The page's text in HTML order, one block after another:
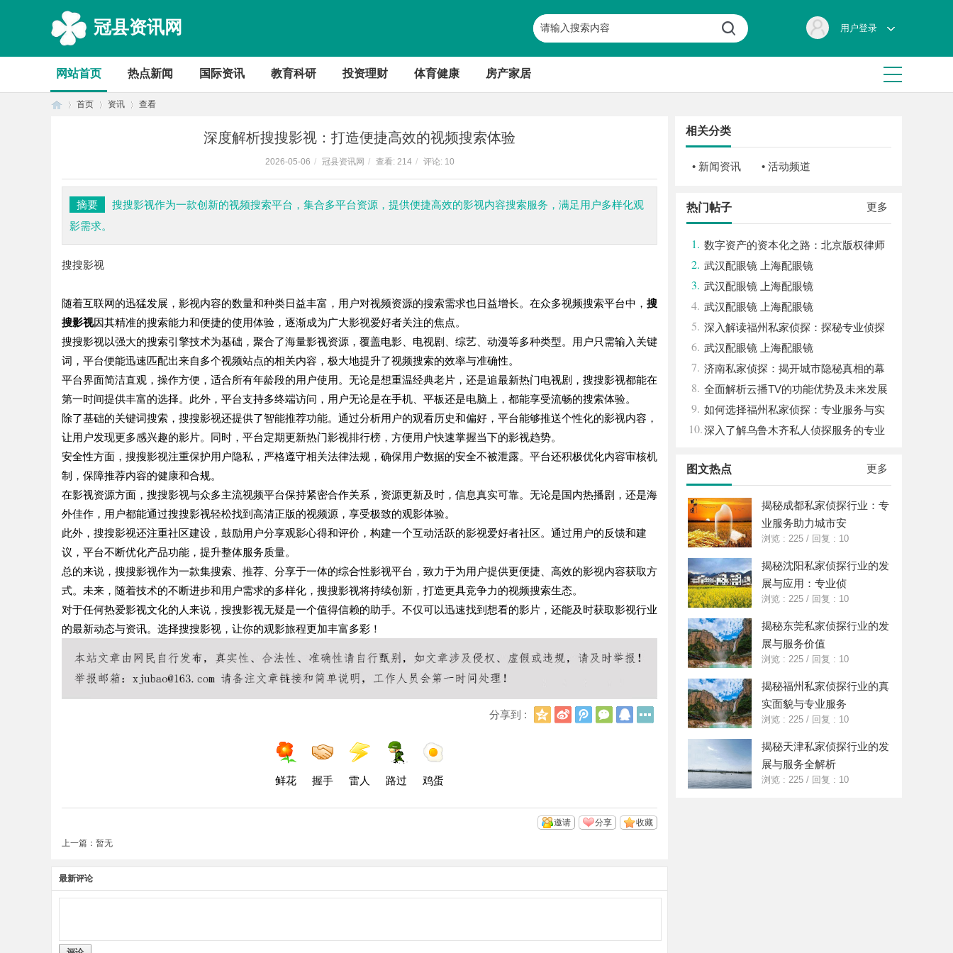
冠县资讯网 用户登录
网站首页 热点新闻 国际资讯 教育科研 投资理财 体育健康 房产家居
首页 资讯 查看
深度解析搜搜影视：打造便捷高效的视频搜索体验
2026-05-06 / 冠县资讯网 / 查看: 214 / 评论: 10
摘要
搜搜影视作为一款创新的视频搜索平台，集合多平台资源，提供便捷高效的影视内容搜索服务，满足用户多样化观
影需求。
搜搜影视
随着互联网的迅猛发展，影视内容的数量和种类日益丰富，用户对视频资源的搜索需求也日益增长。在众多视频搜索平台中， 搜
搜影视因其精准的搜索能力和便捷的使用体验，逐渐成为广大影视爱好者关注的焦点。
搜搜影视以强大的搜索引擎技术为基础，聚合了海量影视资源，覆盖电影、电视剧、综艺、动漫等多种类型。用户只需输入关键
词，平台便能迅速匹配出来自多个视频站点的相关内容，极大地提升了视频搜索的效率与准确性。
平台界面简洁直观，操作方便，适合所有年龄段的用户使用。无论是想重温经典老片，还是追最新热门电视剧，搜搜影视都能在
第一时间提供丰富的选择。此外，平台支持多终端访问，用户无论是在手机、平板还是电脑上，都能享受流畅的搜索体验。
除了基础的关键词搜索，搜搜影视还提供了智能推荐功能。通过分析用户的观看历史和偏好，平台能够推送个性化的影视内容，
让用户发现更多感兴趣的影片。同时，平台定期更新热门影视排行榜，方便用户快速掌握当下的影视趋势。
安全性方面，搜搜影视注重保护用户隐私，严格遵守相关法律法规，确保用户数据的安全不被泄露。平台还积极优化内容审核机
制，保障推荐内容的健康和合规。
在影视资源方面，搜搜影视与众多主流视频平台保持紧密合作关系，资源更新及时，信息真实可靠。无论是国内热播剧，还是海
外佳作，用户都能通过搜搜影视轻松找到高清正版的视频源，享受极致的观影体验。
此外，搜搜影视还注重社区建设，鼓励用户分享观影心得和评价，构建一个互动活跃的影视爱好者社区。通过用户的反馈和建
议，平台不断优化产品功能，提升整体服务质量。
总的来说，搜搜影视作为一款集搜索、推荐、分享于一体的综合性影视平台，致力于为用户提供更便捷、高效的影视内容获取方
式。未来，随着技术的不断进步和用户需求的多样化，搜搜影视将持续创新，打造更具竞争力的视频搜索生态。
对于任何热爱影视文化的人来说，搜搜影视无疑是一个值得信赖的助手。不仅可以迅速找到想看的影片，还能及时获取影视行业
的最新动态与资讯。选择搜搜影视，让你的观影旅程更加丰富多彩！
分享到 :
Q
新
浪
腾
讯
微
信
Q
鲜花 握手 雷人 路过 鸡蛋
收藏
分享
邀请
上一篇：暂无
最新评论
相关分类
• 新闻资讯 • 活动频道
更多
热门帖子
1. 数字资产的资本化之路：北京版权律师
如何让“IP”变“现金流”
2. 武汉配眼镜 上海配眼镜
3. 武汉配眼镜 上海配眼镜
4. 武汉配眼镜 上海配眼镜
5. 深入解读福州私家侦探：探秘专业侦探
服务的魅力与实用价值
6. 武汉配眼镜 上海配眼镜
7. 济南私家侦探：揭开城市隐秘真相的幕
后英雄
8. 全面解析云播TV的功能优势及未来发展
前景
9. 如何选择福州私家侦探：专业服务与实
用指南详解
10.深入了解乌鲁木齐私人侦探服务的专业
更多
图文热点
揭秘成都私家侦探行业：专
业服务助力城市安
浏览 : 225 / 回复 : 10
揭秘沈阳私家侦探行业的发
展与应用：专业侦
浏览 : 225 / 回复 : 10
揭秘东莞私家侦探行业的发
展与服务价值
浏览 : 225 / 回复 : 10
揭秘福州私家侦探行业的真
实面貌与专业服务
浏览 : 225 / 回复 : 10
揭秘天津私家侦探行业的发
展与服务全解析
浏览 : 225 / 回复 : 10